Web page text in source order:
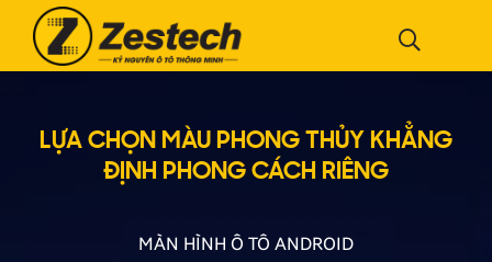
LỰA CHỌN MÀU PHONG THỦY KHẲNG
ĐỊNH PHONG CÁCH RIÊNG
MÀN HÌNH Ô TÔ ANDROID